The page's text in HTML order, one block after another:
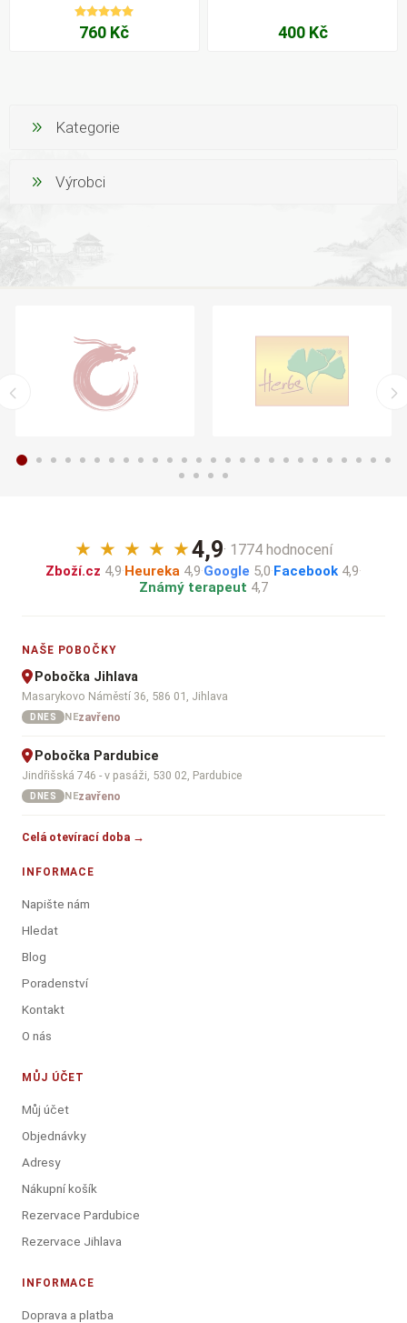
760 Kč 400 Kč
Kategorie
Výrobci
★ ★ ★ ★ ★4,9· 1774 hodnocení
Zboží.cz 4,9·Heureka 4,9·Google 5,0·Facebook 4,9·
Známý terapeut 4,7
NAŠE POBOČKY
Pobočka Jihlava
Masarykovo Náměstí 36, 586 01, Jihlava
DNES NEzavřeno
Pobočka Pardubice
Jindřišská 746 - v pasáži, 530 02, Pardubice
DNES NEzavřeno
Celá otevírací doba →
INFORMACE
Napište nám
Hledat
Blog
Poradenství
Kontakt
O nás
MŮJ ÚČET
Můj účet
Objednávky
Adresy
Nákupní košík
Rezervace Pardubice
Rezervace Jihlava
INFORMACE
Doprava a platba